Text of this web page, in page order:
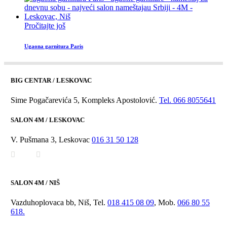
Pročitajte još
Ugaona garnitura Paris
BIG CENTAR / LESKOVAC
Sime Pogačarevića 5, Kompleks Apostolović. Tel. 066 8055641
SALON 4M / LESKOVAC
V. Pušmana 3, Leskovac 016 31 50 128
SALON 4M / NIŠ
Vazduhoplovaca bb, Niš, Tel. 018 415 08 09, Mob. 066 80 55
618.